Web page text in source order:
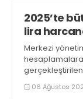
2025’te
lira
Merkezi
hesaplamalara
Ar-Ge
içerisindeki
06 Ağustos